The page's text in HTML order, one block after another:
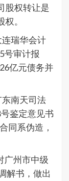
股权转让是
。
瑞华会计
号审计报
亿元债务并
南天司法
鉴定意见书
同系伪造，
广州市中级
解书，做出